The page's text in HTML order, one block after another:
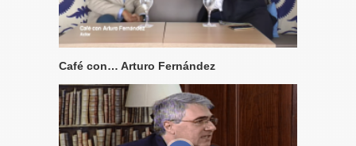
Café con… Arturo Fernández